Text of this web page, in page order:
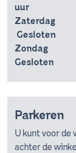
uur
Zaterdag
Gesloten
Zondag
Gesloten
Parkeren
U kunt voor de
achter de